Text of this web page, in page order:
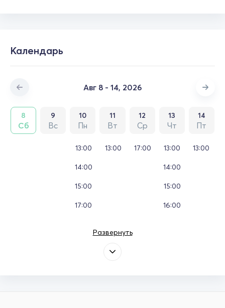
Календарь
Авг 8 - 14, 2026
8
Сб
9
Вс
10
Пн
11
Вт
12
Ср
13
Чт
14
Пт
13:00
14:00
15:00
17:00
13:00 17:00 13:00
14:00
15:00
16:00
13:00
Развернуть